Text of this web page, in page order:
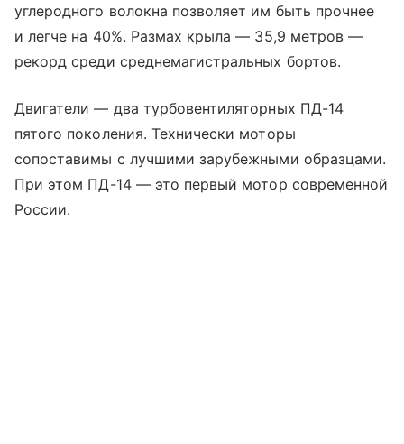
углеродного волокна позволяет им быть прочнее
и легче на 40%. Размах крыла — 35,9 метров —
рекорд среди среднемагистральных бортов.
Двигатели — два турбовентиляторных ПД-14
пятого поколения. Технически моторы
сопоставимы с лучшими зарубежными образцами.
При этом ПД-14 — это первый мотор современной
России.